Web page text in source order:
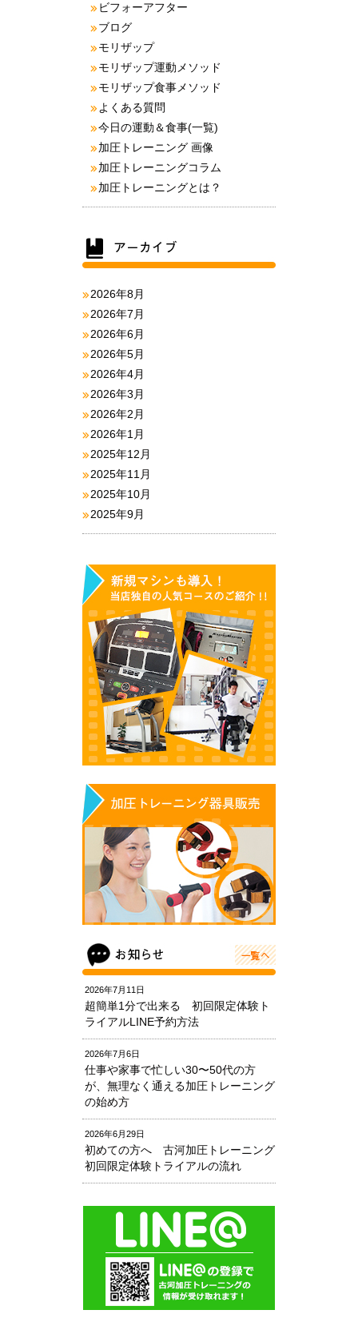
ビフォーアフター
ブログ
モリザップ
モリザップ運動メソッド
モリザップ食事メソッド
よくある質問
今日の運動＆食事(一覧)
加圧トレーニング 画像
加圧トレーニングコラム
加圧トレーニングとは？
2026年8月
2026年7月
2026年6月
2026年5月
2026年4月
2026年3月
2026年2月
2026年1月
2025年12月
2025年11月
2025年10月
2025年9月
2026年7月11日
超簡単1分で出来る 初回限定体験ト
ライアルLINE予約方法
2026年7月6日
仕事や家事で忙しい30〜50代の方
が、無理なく通える加圧トレーニング
の始め方
2026年6月29日
初めての方へ 古河加圧トレーニング
初回限定体験トライアルの流れ